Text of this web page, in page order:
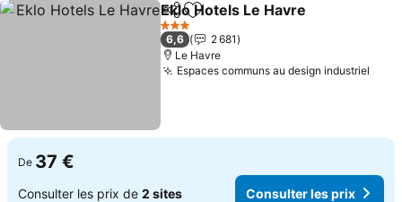
PartagerAjouter à mes favoris
Eklo Hotels Le Havre
3 Étoiles
6,6
2 681
Le Havre
Espaces communs au design industriel
De 37 €
Consulter les prix de 2 sites Consulter les prix